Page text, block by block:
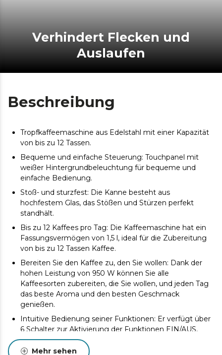
Verhindert Flecken und
Auslaufen
Beschreibung
Tropfkaffeemaschine aus Edelstahl mit einer Kapazität
von bis zu 12 Tassen.
Bequeme und einfache Steuerung: Touchpanel mit
weißer Hintergrundbeleuchtung für bequeme und
einfache Bedienung.
Stoß- und sturzfest: Die Kanne besteht aus
hochfestem Glas, das Stößen und Stürzen perfekt
standhält.
Bis zu 12 Kaffees pro Tag: Die Kaffeemaschine hat ein
Fassungsvermögen von 1,5 l, ideal für die Zubereitung
von bis zu 12 Tassen Kaffee.
Bereiten Sie den Kaffee zu, den Sie wollen: Dank der
hohen Leistung von 950 W können Sie alle
Kaffeesorten zubereiten, die Sie wollen, und jeden Tag
das beste Aroma und den besten Geschmack
genießen.
Intuitive Bedienung seiner Funktionen: Er verfügt über
6 Schalter zur Aktivierung der Funktionen EIN/AUS,
Aromaintensität, Zubereitungsverzögerung, Minuten,
Programm und Stunden.
Mehr sehen